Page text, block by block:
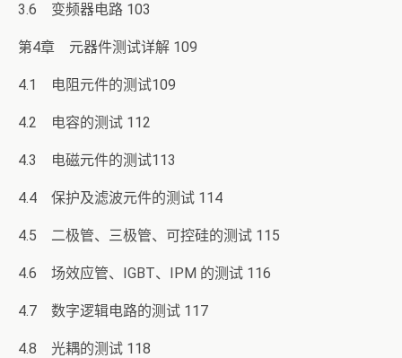
3.6 变频器电路 103
第4章 元器件测试详解 109
4.1 电阻元件的测试109
4.2 电容的测试 112
4.3 电磁元件的测试113
4.4 保护及滤波元件的测试 114
4.5 二极管、三极管、可控硅的测试 115
4.6 场效应管、IGBT、IPM 的测试 116
4.7 数字逻辑电路的测试 117
4.8 光耦的测试 118